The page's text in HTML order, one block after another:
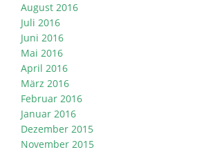
August 2016
Juli 2016
Juni 2016
Mai 2016
April 2016
März 2016
Februar 2016
Januar 2016
Dezember 2015
November 2015